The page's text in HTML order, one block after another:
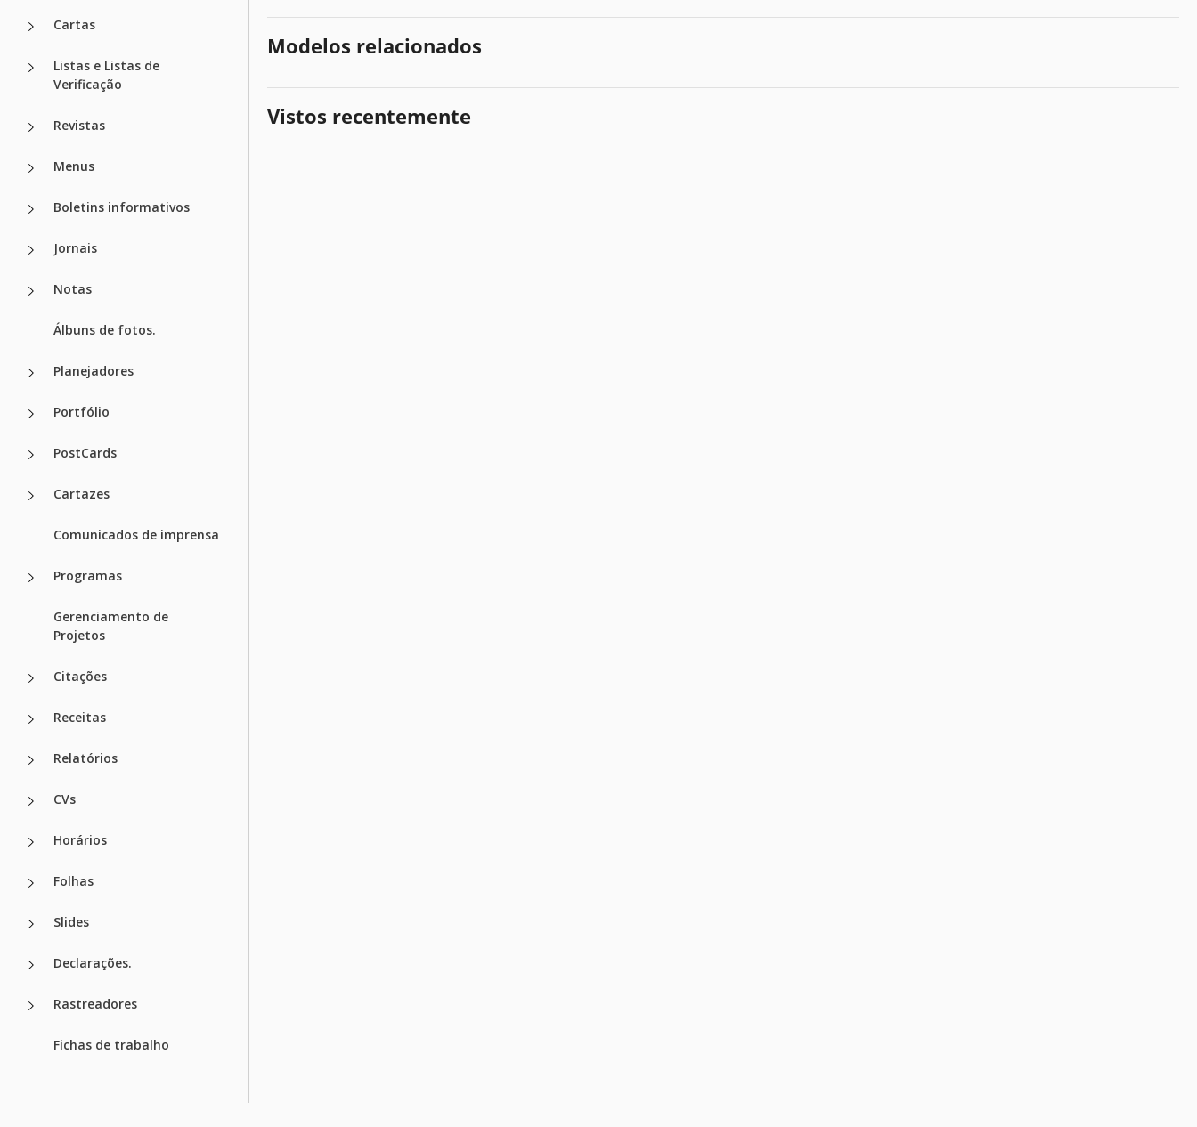
Cartas
Listas e Listas de
Verificação
Revistas
Menus
Boletins informativos
Jornais
Notas
Álbuns de fotos.
Planejadores
Portfólio
PostCards
Cartazes
Comunicados de imprensa
Programas
Gerenciamento de
Projetos
Citações
Receitas
Relatórios
CVs
Horários
Folhas
Slides
Declarações.
Rastreadores
Fichas de trabalho
Modelos relacionados
Vistos recentemente